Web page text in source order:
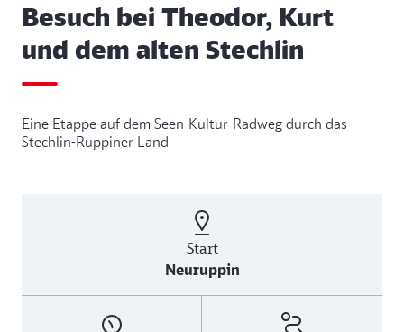
Besuch bei Theodor, Kurt
und dem alten Stechlin
Eine Etappe auf dem Seen-Kultur-Radweg durch das
Stechlin-Ruppiner Land
Start
Neuruppin